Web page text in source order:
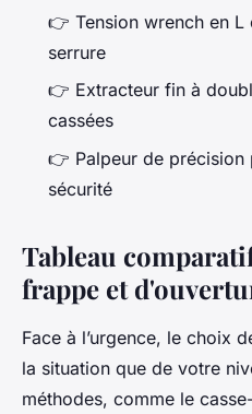
👉 Tension wrench en
serrure
👉 Extracteur fin à
cassées
👉 Palpeur de précision
sécurité
Tableau
frappe et
Face à l’urgence, le choix
la situation que de votre
méthodes, comme le